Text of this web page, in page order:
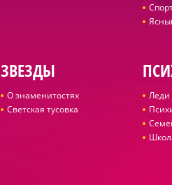
ЗВЕЗДЫ
О знаменитостях
Светская тусовка
Леди